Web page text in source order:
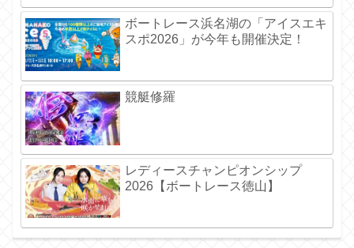
ボートレース浜名湖の「アイスエキ
スポ2026」が今年も開催決定！
競艇修羅
レディースチャンピオンシップ
2026【ボートレース徳山】